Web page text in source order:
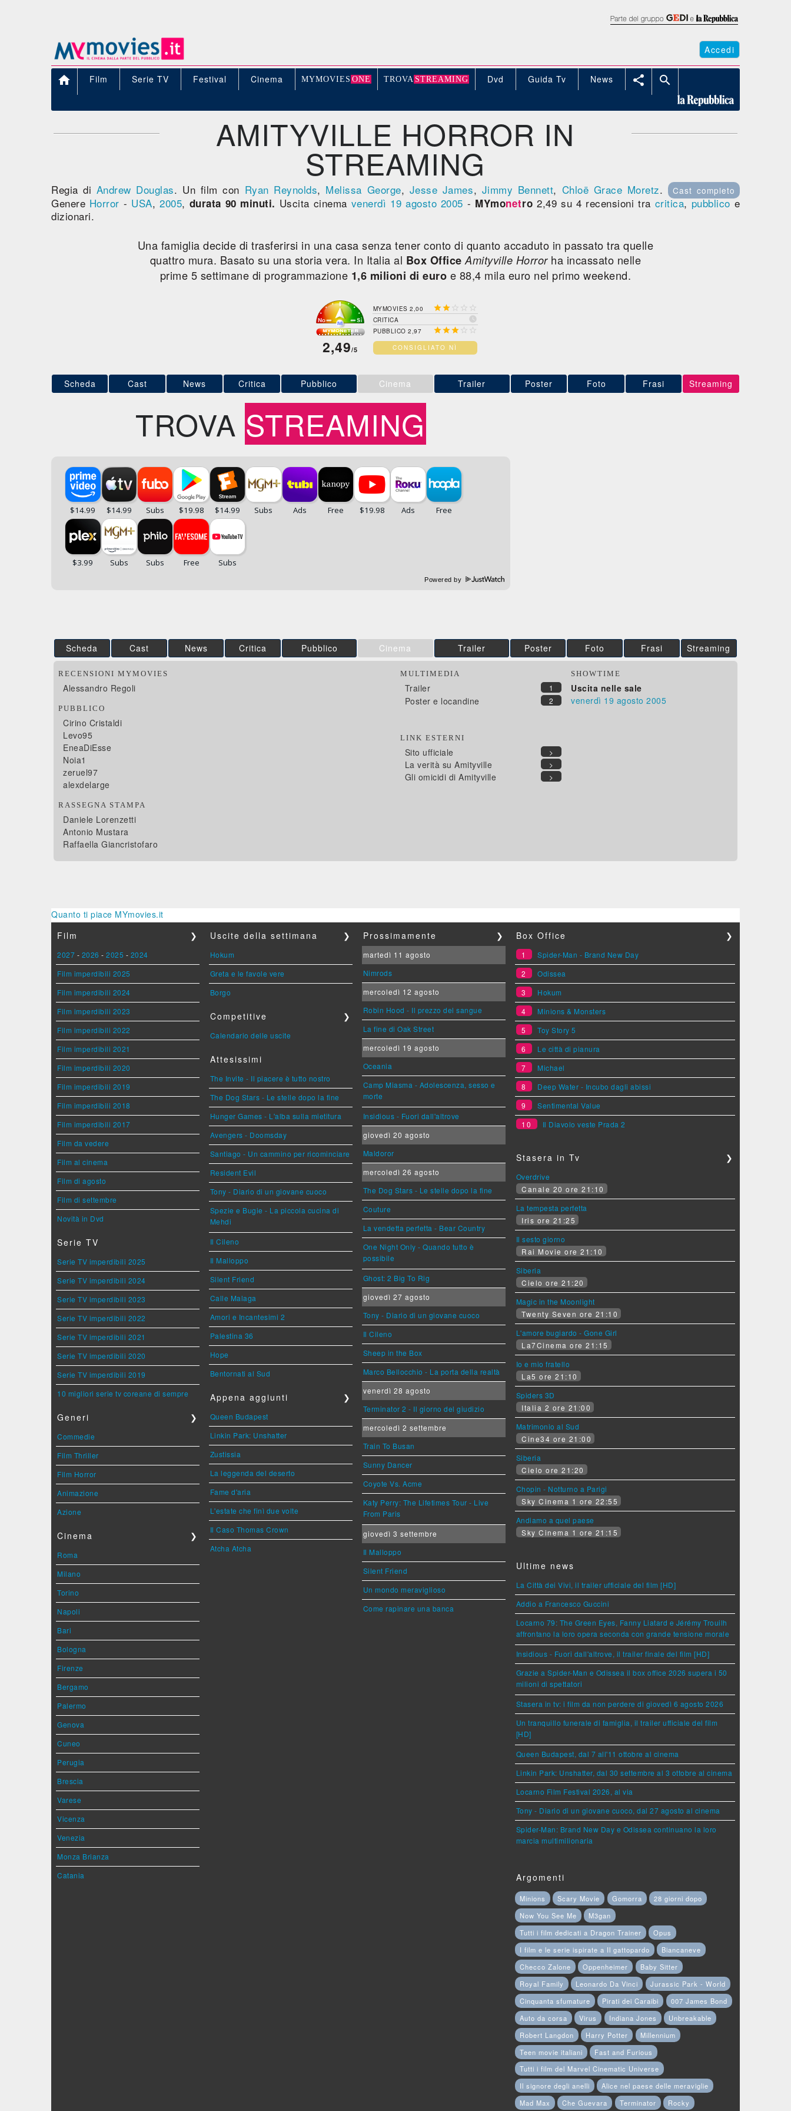
Accedi
 Film Serie TV Festival Cinema MYMOVIE S ONE TROVA STREAMING Dvd Guida Tv News  
AMITYVILLE HORROR IN
STREAMING
Regia di Andrew Douglas. Un film con Ryan Reynolds, Melissa George, Jesse James, Jimmy Bennett, Chloë Grace Moretz. Cast completo
Genere Horror - USA,2005, durata 90 minuti. Uscita cinema venerdì 19 agosto 2005 - MYmonetro 2,49 su 4 recensioni tra critica,pubblicoe
dizionari.
Una famiglia decide di trasferirsi in una casa senza tener conto di quanto accaduto in passato tra quelle
quattro mura. Basato su una storia vera. In Italia al Box Office Amityville Horrorha incassato nelle
prime 5 settimane di programmazione 1,6 milioni di euro e 88,4 mila euro nel primo weekend.
2,49/5
MYMOVIES 2,00    
CRITICA 
PUBBLICO 2,97   
CONSIGLIATO NÌ
Scheda Cast News Critica Pubblico Cinema Trailer Poster Foto Frasi Streaming
TROVA STREAMING
Powered by
Scheda Cast News Critica Pubblico Cinema Trailer Poster Foto Frasi Streaming
RECENSIONI MYMOVIES
Alessandro Regoli
PUBBLICO
Cirino Cristaldi
Levo95
EneaDiEsse
Noia1
zeruel97
alexdelarge
RASSEGNA STAMPA
Daniele Lorenzetti
Antonio Mustara
Raffaella Giancristofaro
MULTIMEDIA
1
Trailer
2
Poster e locandine
LINK ESTERNI
>
Sito ufficiale
>
La verità su Amityville
>
Gli omicidi di Amityville
SHOWTIME
Uscita nelle sale
venerdì 19 agosto 2005
Quanto ti piace MYmovies.it
Film
❯
2027 - 2026 - 2025 - 2024
Film imperdibili 2025
Film imperdibili 2024
Film imperdibili 2023
Film imperdibili 2022
Film imperdibili 2021
Film imperdibili 2020
Film imperdibili 2019
Film imperdibili 2018
Film imperdibili 2017
Film da vedere
Film al cinema
Film di agosto
Film di settembre
Novità in Dvd
Serie TV
Serie TV imperdibili 2025
Serie TV imperdibili 2024
Serie TV imperdibili 2023
Serie TV imperdibili 2022
Serie TV imperdibili 2021
Serie TV imperdibili 2020
Serie TV imperdibili 2019
10 migliori serie tv coreane di sempre
Generi ❯
Commedie
Film Thriller
Film Horror
Animazione
Azione
Cinema ❯
Roma
Milano
Torino
Napoli
Bari
Bologna
Firenze
Bergamo
Palermo
Genova
Cuneo
Perugia
Brescia
Varese
Vicenza
Venezia
Monza Brianza
Catania
Uscite della settimana ❯
Hokum
Greta e le favole vere
Borgo
Competitive ❯
Calendario delle uscite
Attesissimi
The Invite - Il piacere è tutto nostro
The Dog Stars - Le stelle dopo la fine
Hunger Games - L'alba sulla mietitura
Avengers - Doomsday
Santiago - Un cammino per ricominciare
Resident Evil
Tony - Diario di un giovane cuoco
Spezie e Bugie - La piccola cucina di
Mehdi
Il Cileno
Il Malloppo
Silent Friend
Calle Malaga
Amori e Incantesimi 2
Palestina 36
Hope
Bentornati al Sud
Appena aggiunti ❯
Queen Budapest
Linkin Park: Unshatter
Zustissia
La leggenda del deserto
Fame d'aria
L'estate che finì due volte
Il Caso Thomas Crown
Atcha Atcha
Prossimamente ❯
martedì 11 agosto
Nimrods
mercoledì 12 agosto
Robin Hood - Il prezzo del sangue
La fine di Oak Street
mercoledì 19 agosto
Oceania
Camp Miasma - Adolescenza, sesso e
morte
Insidious - Fuori dall'altrove
giovedì 20 agosto
Maldoror
mercoledì 26 agosto
The Dog Stars - Le stelle dopo la fine
Couture
La vendetta perfetta - Bear Country
One Night Only - Quando tutto è
possibile
Ghost: 2 Big To Rig
giovedì 27 agosto
Tony - Diario di un giovane cuoco
Il Cileno
Sheep in the Box
Marco Bellocchio - La porta della realtà
venerdì 28 agosto
Terminator 2 - Il giorno del giudizio
mercoledì 2 settembre
Train To Busan
Sunny Dancer
Coyote Vs. Acme
Katy Perry: The Lifetimes Tour - Live
From Paris
giovedì 3 settembre
Il Malloppo
Silent Friend
Un mondo meraviglioso
Come rapinare una banca
Box Office ❯
1
Spider-Man - Brand New Day
2
Odissea
3
Hokum
4
Minions & Monsters
5
Toy Story 5
6
Le città di pianura
7
Michael
8
Deep Water - Incubo dagli abissi
9
Sentimental Value
10
Il Diavolo veste Prada 2
Stasera in Tv ❯
Overdrive
Canale 20 ore 21:10
La tempesta perfetta
Iris ore 21:25
Il sesto giorno
Rai Movie ore 21:10
Siberia
Cielo ore 21:20
Magic in the Moonlight
Twenty Seven ore 21:10
L'amore bugiardo - Gone Girl
La7Cinema ore 21:15
Io e mio fratello
La5 ore 21:10
Spiders 3D
Italia 2 ore 21:00
Matrimonio al Sud
Cine34 ore 21:00
Siberia
Cielo ore 21:20
Chopin - Notturno a Parigi
Sky Cinema 1 ore 22:55
Andiamo a quel paese
Sky Cinema 1 ore 21:15
Ultime news
La Città dei Vivi, il trailer ufficiale del film [HD]
Addio a Francesco Guccini
Locarno 79: The Green Eyes, Fanny Liatard e Jérémy Trouilh
affrontano la loro opera seconda con grande tensione morale
Insidious - Fuori dall'altrove, il trailer finale del film [HD]
Grazie a Spider-Man e Odissea il box office 2026 supera i 50
milioni di spettatori
Stasera in tv: i film da non perdere di giovedì 6 agosto 2026
Un tranquillo funerale di famiglia, il trailer ufficiale del film
[HD]
Queen Budapest, dal 7 all'11 ottobre al cinema
Linkin Park: Unshatter, dal 30 settembre al 3 ottobre al cinema
Locarno Film Festival 2026, al via
Tony - Diario di un giovane cuoco, dal 27 agosto al cinema
Spider-Man: Brand New Day e Odissea continuano la loro
marcia multimilionaria
Argomenti
Minions Scary Movie Gomorra
28 giorni dopo
Now You See Me
M3gan
Tutti i film dedicati a Dragon Trainer
Opus
I film e le serie ispirate a Il gattopardo
Biancaneve
Checco Zalone
Oppenheimer
Baby Sitter
Royal Family
Leonardo Da Vinci
Jurassic Park - World
Cinquanta sfumature
Pirati dei Caraibi
007 James Bond
Auto da corsa
Virus Indiana Jones
Unbreakable
Robert Langdon
Harry Potter
Millennium
Teen movie italiani
Fast and Furious
Tutti i film del Marvel Cinematic Universe
Il signore degli anelli
Alice nel paese delle meraviglie
Mad Max
Che Guevara Terminator Rocky